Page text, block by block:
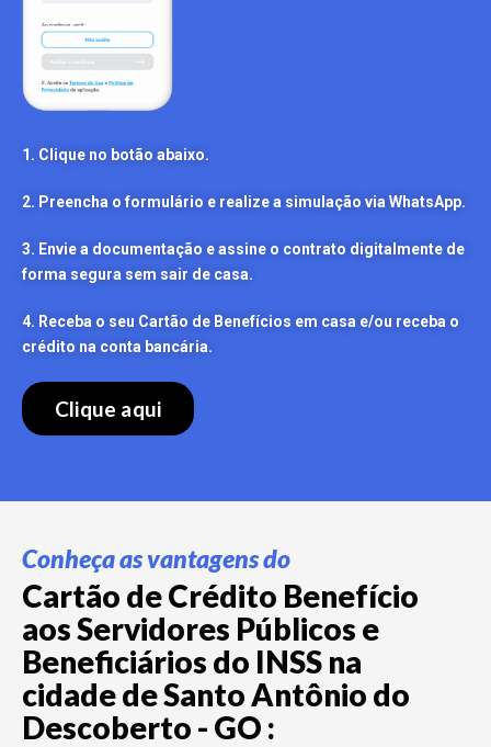
1. Clique no botão abaixo.
2. Preencha o formulário e realize a simulação via WhatsApp.
3. Envie a documentação e assine o contrato digitalmente de
forma segura sem sair de casa.
4. Receba o seu Cartão de Benefícios em casa e/ou receba o
crédito na conta bancária.
Clique aqui
Conheça as vantagens do
Cartão de Crédito Benefício
aos Servidores Públicos e
Beneficiários do INSS na
cidade de Santo Antônio do
Descoberto - GO :